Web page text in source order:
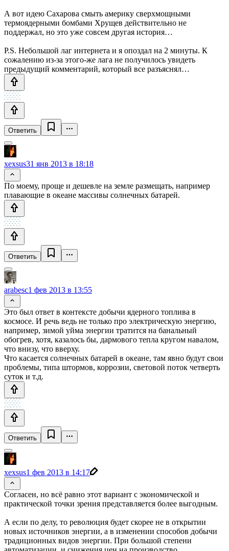
А вот идею Сахарова смыть америку сверхмощными
термоядерными бомбами Хрущев действительно не
поддержал, но это уже совсем другая история…
P.S. Небольшой лаг интернета и я опоздал на 2 минуты. К
сожалению из-за этого-же лага не получилось увидеть
предыдущий комментарий, который все разъяснял…
Ответить
xexsus31 янв 2013 в 18:18
По моему, проще и дешевле на земле размещать, например
плавающие в океане массивы солнечных батарей.
Ответить
arabesc1 фев 2013 в 13:55
Это был ответ в контексте добычи ядерного топлива в
космосе. И речь ведь не только про электрическую энергию,
например, зимой уйма энергии тратится на банальный
обогрев, хотя, казалось бы, дармового тепла кругом навалом,
что внизу, что вверху.
Что касается солнечных батарей в океане, там явно будут свои
проблемы, типа штормов, коррозии, световой поток четверть
суток и т.д.
Ответить
xexsus1 фев 2013 в 14:17
Согласен, но всё равно этот вариант с экономической и
практической точки зрения представляется более выгодным.
А если по делу, то революция будет скорее не в открытии
новых источников энергии, а в изменении способов добычи
традиционных видов энергии. При большой степени